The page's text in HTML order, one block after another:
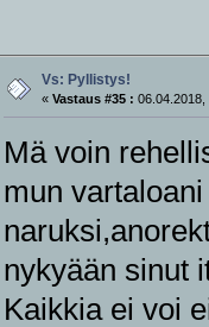
Vs: Pyllistys!
« Vastaus #35 : 06.04.2018,
Mä voin
mun
nykyään sinut
Kaikkia ei voi